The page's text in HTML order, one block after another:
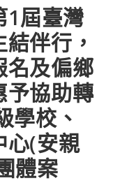
屆臺灣
伴行，
名及偏鄉
予協助轉
學校、
心(安親
體案